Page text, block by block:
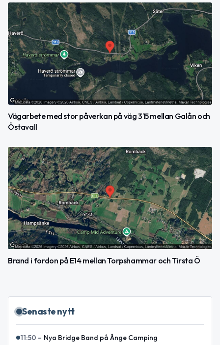
Vägarbete med stor påverkan på väg 315 mellan Galån och
Östavall
Brand i fordon på E14 mellan Torpshammar och Tirsta Ö
Senaste nytt
11:50 – Nya Bridge Band på Ånge Camping